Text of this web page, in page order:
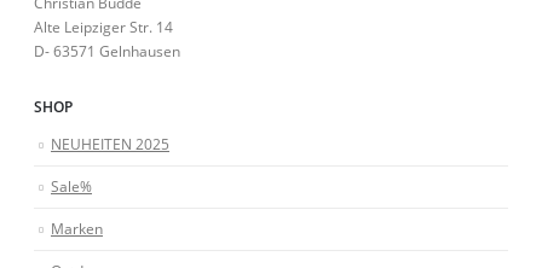
Alte Leipziger Str. 14
D- 63571 Gelnhausen
SHOP
NEUHEITEN 2025
Sale%
Marken